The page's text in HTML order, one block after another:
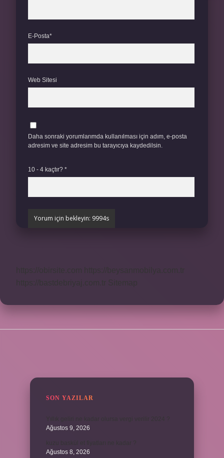
E-Posta*
Web Sitesi
Daha sonraki yorumlarımda kullanılması için adım, e-posta
adresim ve site adresim bu tarayıcıya kaydedilsin.
10 - 4 kaçtır? *
SON YAZILAR
Ağustos 9, 2026
Ağustos 8, 2026